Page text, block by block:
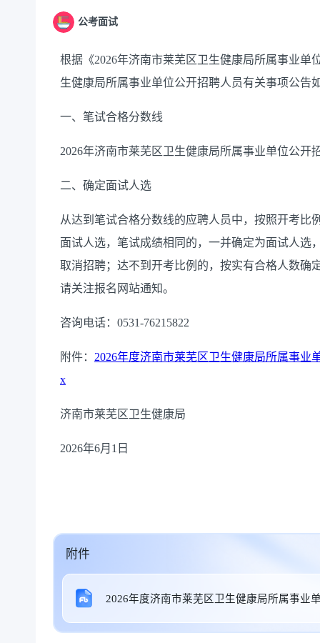
公考面试
根据《2026年济南市莱芜区卫生健康局所属事业单
生健康局所属事业单位公开招聘人员有关事项公告
一、笔试合格分数线
2026年济南市莱芜区卫生健康局所属事业单位公开
二、确定面试人选
从达到笔试合格分数线的应聘人员中，按照开考
面试人选，笔试成绩相同的，一并确定为面试人选
取消招聘；达不到开考比例的，按实有合格人数确
请关注报名网站通知。
咨询电话：0531-76215822
附件： 2026年度济南市莱芜区卫生健康局所属事业
x
济南市莱芜区卫生健康局
2026年6月1日
附件
2026年度济南市莱芜区卫生健康局所属事业